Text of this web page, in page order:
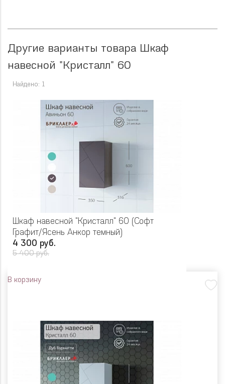
Другие варианты товара Шкаф
навесной "Кристалл" 60
Найдено: 1
Шкаф навесной "Кристалл" 60 (Софт
Графит/Ясень Анкор темный)
4 300 руб.
5 400 руб.
В корзину